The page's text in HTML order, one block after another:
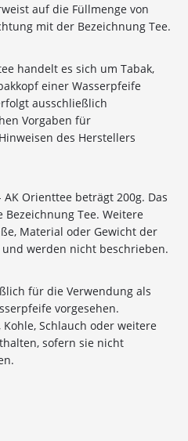
auf die Füllmenge von
mit der Bezeichnung Tee.
handelt es sich um Tabak,
einer Wasserpfeife
ausschließlich
Vorgaben für
des Herstellers
Orienttee beträgt 200g. Das
Tee. Weitere
Material oder Gewicht der
werden nicht beschrieben.
für die Verwendung als
vorgesehen.
Schlauch oder weitere
sofern sie nicht
Rabatt
auf deine Bestellung
an hochwertigen